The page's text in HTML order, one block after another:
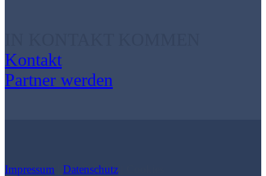
Kontakt
Partner werden
Impressum Datenschutz